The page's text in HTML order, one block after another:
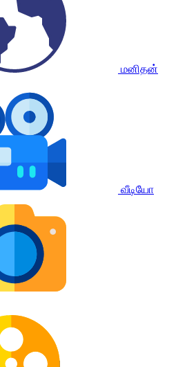
மனிதன்
வீடியோ